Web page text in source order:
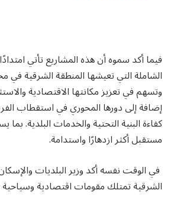
فيما أكد سموه أن هذه المشاريع تأتي
الشاملة التي تعيشها المنطقة الشرقية في
وتسهم في تعزيز مكانتها الاقتصادية
إضافة إلى دورها المحوري في استقطاب
كفاءة البنية التحتية والخدمات البلدية. بما
مستقبل أكثر ازدهارًا واستدامة.
في الوقت نفسه أكد وزير البلديات
الشرقية تمتلك مقومات اقتصادية